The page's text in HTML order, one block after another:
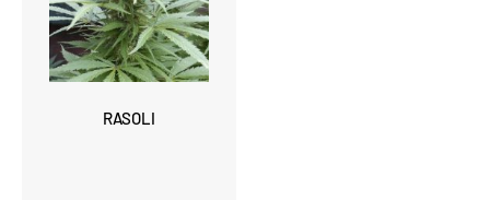
RASOLI